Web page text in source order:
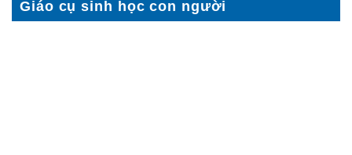
Giáo cụ sinh học con người